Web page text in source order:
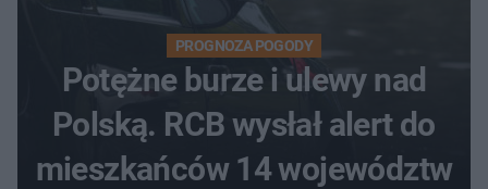
PROGNOZA POGODY
Potężne burze i ulewy nad
Polską. RCB wysłał alert do
mieszkańców 14 województw